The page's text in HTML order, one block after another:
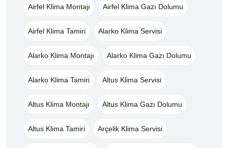
Airfel Klima Montajı Airfel Klima Gazı Dolumu
Airfel Klima Tamiri Alarko Klima Servisi
Alarko Klima Montajı Alarko Klima Gazı Dolumu
Alarko Klima Tamiri Altus Klima Servisi
Altus Klima Montajı Altus Klima Gazı Dolumu
Altus Klima Tamiri Arçelik Klima Servisi